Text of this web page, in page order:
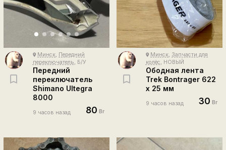
place Минск, Передний
переключатель, Б/У
Передний
переключатель
Shimano Ultegra
8000
9 часов назад 80 Br
place Минск, Запчасти для
колёс, НОВЫЙ
Ободная лента
Trek Bontrager 622
x 25 мм
9 часов назад 30 Br